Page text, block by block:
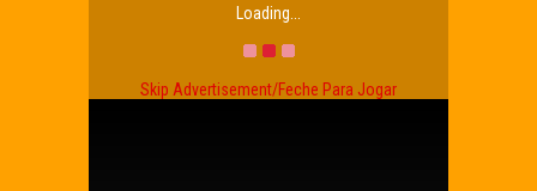
Loading...
Skip Advertisement/Feche Para Jogar